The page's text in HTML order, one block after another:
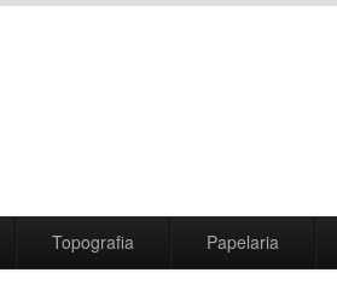
Topografia Papelaria